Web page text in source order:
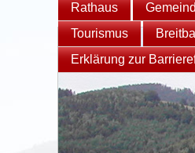
Rathaus
Tourismus
Erklärung zur